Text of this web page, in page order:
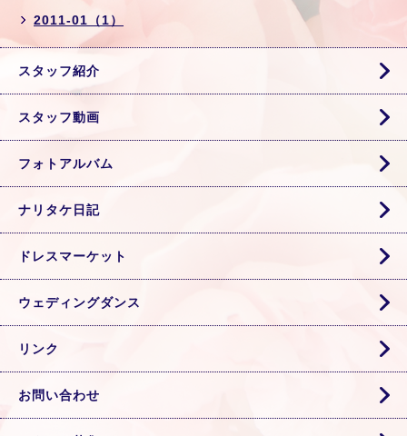
2011-01（1）
スタッフ紹介
スタッフ動画
フォトアルバム
ナリタケ日記
ドレスマーケット
ウェディングダンス
リンク
お問い合わせ